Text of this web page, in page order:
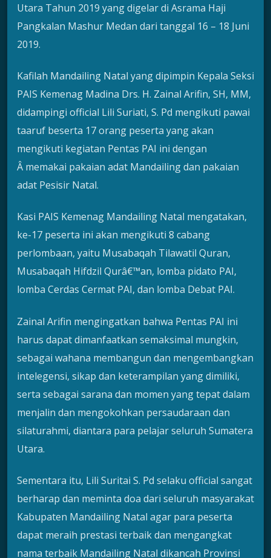
Utara Tahun 2019 yang digelar di Asrama Haji
Pangkalan Mashur Medan dari tanggal 16 – 18 Juni
2019.
Kafilah Mandailing Natal yang dipimpin Kepala Seksi
PAIS Kemenag Madina Drs. H. Zainal Arifin, SH, MM,
didampingi official Lili Suriati, S. Pd mengikuti pawai
taaruf beserta 17 orang peserta yang akan
mengikuti kegiatan Pentas PAI ini dengan
Â memakai pakaian adat Mandailing dan pakaian
adat Pesisir Natal.
Kasi PAIS Kemenag Mandailing Natal mengatakan,
ke-17 peserta ini akan mengikuti 8 cabang
perlombaan, yaitu Musabaqah Tilawatil Quran,
Musabaqah Hifdzil Qurâ€™an, lomba pidato PAI,
lomba Cerdas Cermat PAI, dan lomba Debat PAI.
Zainal Arifin mengingatkan bahwa Pentas PAI ini
harus dapat dimanfaatkan semaksimal mungkin,
sebagai wahana membangun dan mengembangkan
intelegensi, sikap dan keterampilan yang dimiliki,
serta sebagai sarana dan momen yang tepat dalam
menjalin dan mengokohkan persaudaraan dan
silaturahmi, diantara para pelajar seluruh Sumatera
Utara.
Sementara itu, Lili Suritai S. Pd selaku official sangat
berharap dan meminta doa dari seluruh masyarakat
Kabupaten Mandailing Natal agar para peserta
dapat meraih prestasi terbaik dan mengangkat
nama terbaik Mandailing Natal dikancah Provinsi